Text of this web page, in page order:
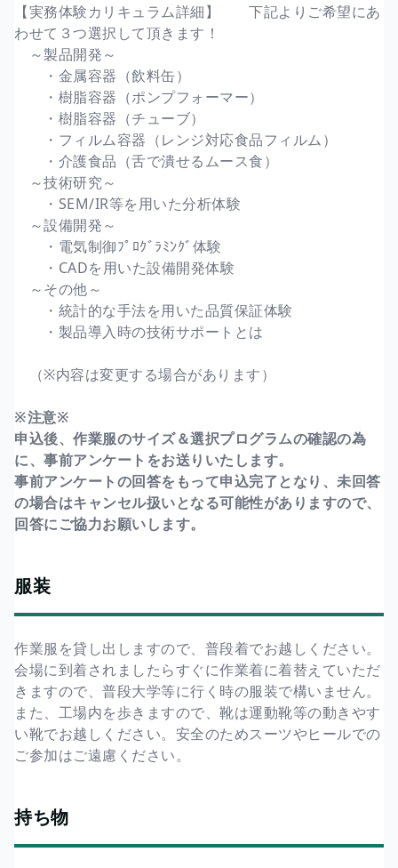
【実務体験カリキュラム詳細】 下記よりご希望にあ
わせて３つ選択して頂きます！
～製品開発～
・金属容器（飲料缶）
・樹脂容器（ポンプフォーマー）
・樹脂容器（チューブ）
・フィルム容器（レンジ対応食品フィルム）
・介護食品（舌で潰せるムース食）
～技術研究～
・SEM/IR等を用いた分析体験
～設備開発～
・電気制御ﾌﾟﾛｸﾞﾗﾐﾝｸﾞ体験
・CADを用いた設備開発体験
～その他～
・統計的な手法を用いた品質保証体験
・製品導入時の技術サポートとは
（※内容は変更する場合があります）
※注意※
申込後、作業服のサイズ＆選択プログラムの確認の為
に、事前アンケートをお送りいたします。
事前アンケートの回答をもって申込完了となり、未回答
の場合はキャンセル扱いとなる可能性がありますので、
回答にご協力お願いします。
服装
作業服を貸し出しますので、普段着でお越しください。
会場に到着されましたらすぐに作業着に着替えていただ
きますので、普段大学等に行く時の服装で構いません。
また、工場内を歩きますので、靴は運動靴等の動きやす
い靴でお越しください。安全のためスーツやヒールでの
ご参加はご遠慮ください。
持ち物